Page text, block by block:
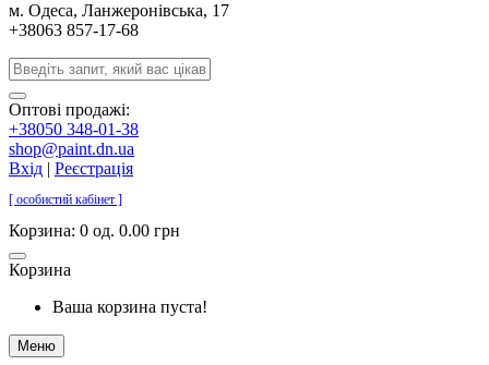
м. Одеса, Ланжеронiвська, 17
+38063 857-17-68
Оптові продажі:
+38050 348-01-38
shop@paint.dn.ua
Вхід | Реєстрація
[ особистий кабінет ]
Корзина: 0 од. 0.00 грн
Корзина
Ваша корзина пуста!
Меню